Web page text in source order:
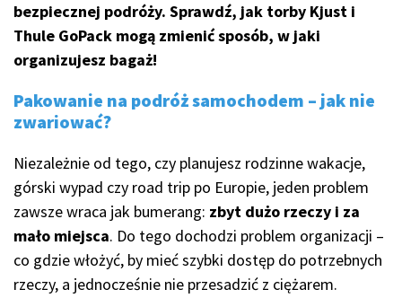
bezpiecznej podróży. Sprawdź, jak torby Kjust i
Thule GoPack mogą zmienić sposób, w jaki
organizujesz bagaż!
Pakowanie na podróż samochodem – jak nie
zwariować?
Niezależnie od tego, czy planujesz rodzinne wakacje,
górski wypad czy road trip po Europie, jeden problem
zawsze wraca jak bumerang: zbyt dużo rzeczy i za
mało miejsca. Do tego dochodzi problem organizacji –
co gdzie włożyć, by mieć szybki dostęp do potrzebnych
rzeczy, a jednocześnie nie przesadzić z ciężarem.